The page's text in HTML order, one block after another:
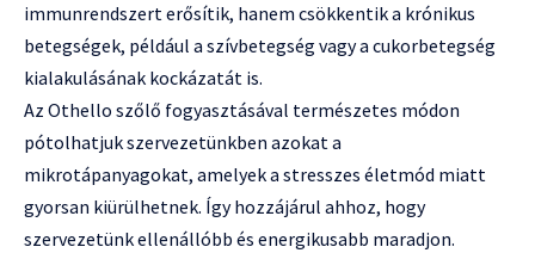
immunrendszert erősítik, hanem csökkentik a krónikus
betegségek, például a szívbetegség vagy a cukorbetegség
kialakulásának kockázatát is.
Az Othello szőlő fogyasztásával természetes módon
pótolhatjuk szervezetünkben azokat a
mikrotápanyagokat, amelyek a stresszes életmód miatt
gyorsan kiürülhetnek. Így hozzájárul ahhoz, hogy
szervezetünk ellenállóbb és energikusabb maradjon.